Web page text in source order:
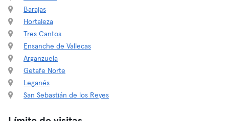
Barajas
Hortaleza
Tres Cantos
Ensanche de Vallecas
Arganzuela
Getafe Norte
Leganés
San Sebastián de los Reyes